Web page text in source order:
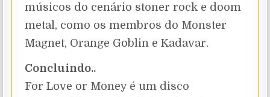
músicos do cenário stoner rock e doom
metal, como os membros do Monster
Magnet, Orange Goblin e Kadavar.
Concluindo..
For Love or Money é um disco